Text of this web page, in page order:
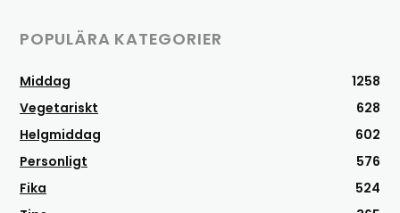
POPULÄRA KATEGORIER
Middag
1258
Vegetariskt
628
Helgmiddag
602
Personligt
576
Fika
524